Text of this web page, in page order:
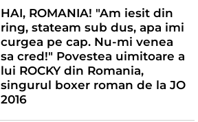
HAI, ROMANIA! "Am iesit din
ring, stateam sub dus, apa imi
curgea pe cap. Nu-mi venea
sa cred!" Povestea uimitoare a
lui ROCKY din Romania,
singurul boxer roman de la JO
2016